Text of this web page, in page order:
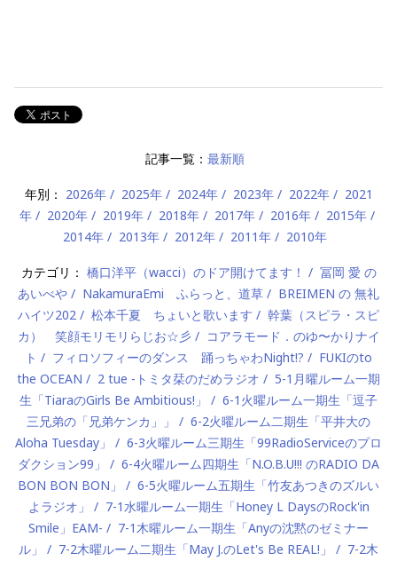
記事一覧： 最新順
年別： 2026年 2025年 2024年 2023年 2022年
2021
年
2020年 2019年 2018年 2017年 2016年
2015年
2014年
2013年 2012年 2011年 2010年
カテゴリ： 橋口洋平（wacci）のドア開けてます！
冨岡 愛 の
あいべや
NakamuraEmi ふらっと、道草
BREIMEN の 無礼
ハイツ202
松本千夏 ちょいと歌います
幹葉（スピラ・スピ
カ） 笑顔モリモリらじお☆彡
コアラモード．のゆ〜かりナイ
ト
フィロソフィーのダンス 踊っちゃわNight!?
FUKIのto
the OCEAN
2 tue -トミタ栞のだめラジオ
5-1月曜ルーム一期
生「TiaraのGirls Be Ambitious!」
6-1火曜ルーム一期生「逗子
三兄弟の「兄弟ケンカ」」
6-2火曜ルーム二期生「平井大の
Aloha Tuesday」
6-3火曜ルーム三期生「99RadioServiceのプロ
ダクション99」
6-4火曜ルーム四期生「N.O.B.U!!! のRADIO DA
BON BON BON」
6-5火曜ルーム五期生「竹友あつきのズルい
よラジオ」
7-1水曜ルーム一期生「Honey L DaysのRock'in
Smile」EAM-
7-1木曜ルーム一期生「Anyの沈黙のゼミナー
ル」
7-2木曜ルーム二期生「May J.のLet's Be REAL!」
7-2木